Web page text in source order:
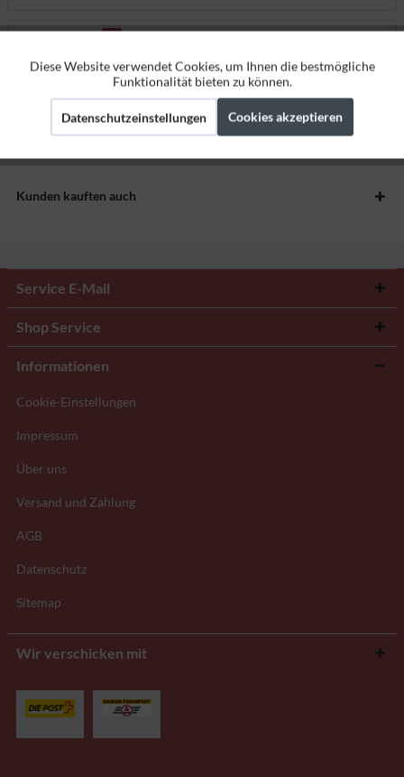
Bewertungen lesen, schreiben und diskutieren...mehr
Kunden kauften auch
Service E-Mail
Shop Service
Informationen
Cookie-Einstellungen
Impressum
Über uns
Versand und Zahlung
AGB
Datenschutz
Sitemap
Wir verschicken mit
Funktionale Aktiv
Marketing Aktiv
Diese Website verwendet Cookies, um Ihnen die bestmögliche
Funktionalität bieten zu können.
Datenschutzeinstellungen Cookies akzeptieren